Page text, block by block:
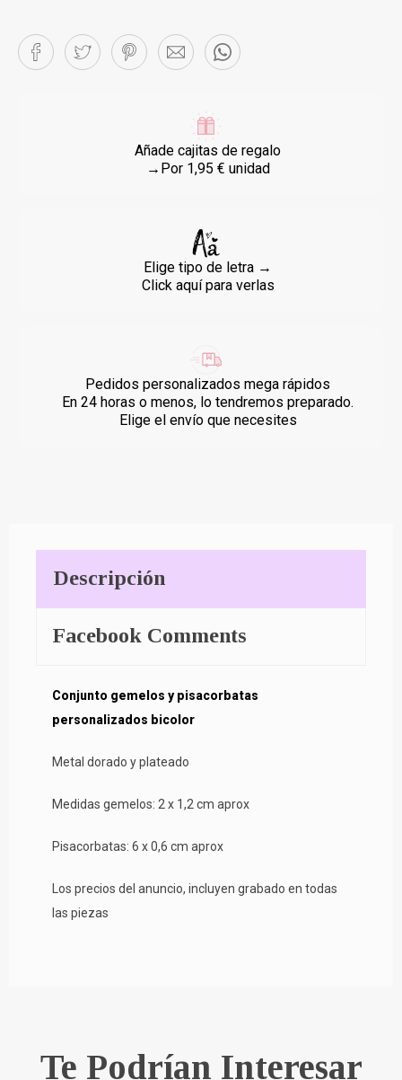
Añade cajitas de regalo
→Por 1,95 € unidad
Elige tipo de letra →
Click aquí para verlas
Pedidos personalizados mega rápidos
En 24 horas o menos, lo tendremos preparado.
Elige el envío que necesites
Descripción
Facebook Comments
Conjunto gemelos y pisacorbatas
personalizados bicolor
Metal dorado y plateado
Medidas gemelos: 2 x 1,2 cm aprox
Pisacorbatas: 6 x 0,6 cm aprox
Los precios del anuncio, incluyen grabado en todas
las piezas
Te Podrían Interesar